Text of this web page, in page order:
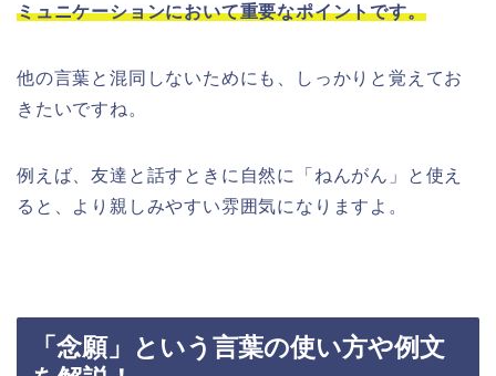
ミュニケーションにおいて重要なポイントです。
他の言葉と混同しないためにも、しっかりと覚えてお
きたいですね。
例えば、友達と話すときに自然に「ねんがん」と使え
ると、より親しみやすい雰囲気になりますよ。
「念願」という言葉の使い方や例文